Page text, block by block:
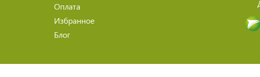
Оплата
Избранное
Блог